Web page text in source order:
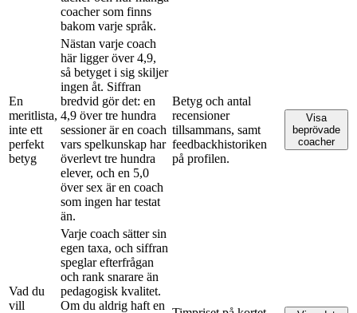
coacher som finns
bakom varje språk.
En
meritlista,
inte ett
perfekt
betyg
Nästan varje coach
här ligger över 4,9,
så betyget i sig skiljer
ingen åt. Siffran
bredvid gör det: en
4,9 över tre hundra
sessioner är en coach
vars spelkunskap har
överlevt tre hundra
elever, och en 5,0
över sex är en coach
som ingen har testat
än.
Betyg och antal
recensioner
tillsammans, samt
feedbackhistoriken
på profilen.
Visa
beprövade
coacher
Vad du
vill
Varje coach sätter sin
egen taxa, och siffran
speglar efterfrågan
och rank snarare än
pedagogisk kvalitet.
Om du aldrig haft en